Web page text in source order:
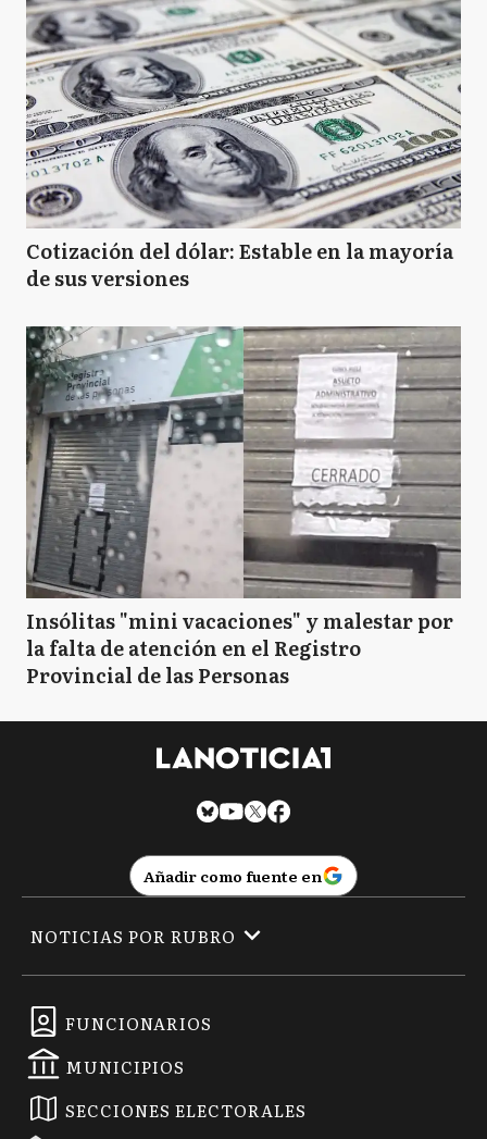
Cotización del dólar: Estable en la mayoría
de sus versiones
Insólitas "mini vacaciones" y malestar por
la falta de atención en el Registro
Provincial de las Personas
Añadir como fuente en
FUNCIONARIOS
MUNICIPIOS
SECCIONES ELECTORALES
NOTICIAS POR RUBRO